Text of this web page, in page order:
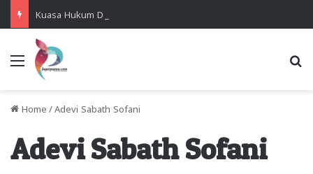
Menu
Home / Adevi Sabath Sofani
Adevi Sabath Sofani